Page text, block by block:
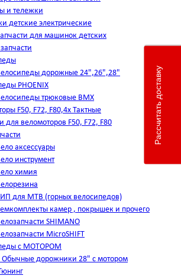
и тележки
детские электрические
для машинок детских
дорожные 24",26",28"
PHOENIX
трюковые BMX
F50, F72, F80,4х Тактные
для веломоторов F50, F72, F80
аксессуары
инструмент
химия
для MTB (горных велосипедов)
камер , покрышек и прочего
SHIMANO
MicroSHIFT
с МОТОРОМ
Обычные дорожники 28" с мотором
Рассчитать доставку